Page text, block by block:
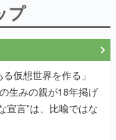
プ
仮想世界を作る」
生みの親が18年掲げ
宣言”は、比喩ではな